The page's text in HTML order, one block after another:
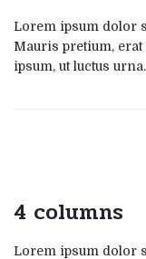
Lorem ipsum dolor
Mauris pretium,
ipsum, ut luctus urna.
4 columns
Lorem ipsum dolor